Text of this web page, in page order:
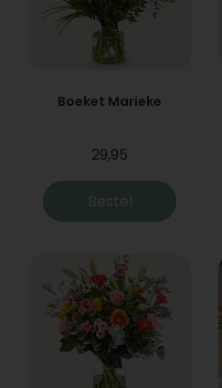
Boeket Marieke
29,95
Bestel